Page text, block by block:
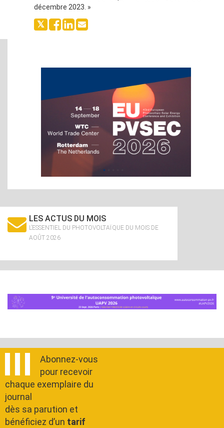
décembre 2023. »
LES ACTUS DU MOIS
L’ESSENTIEL DU PHOTOVOLTAÏQUE DU MOIS DE
AOÛT 2026
Abonnez-vous
pour recevoir
chaque exemplaire du
journal
dès sa parution et
bénéficiez d’un tarif